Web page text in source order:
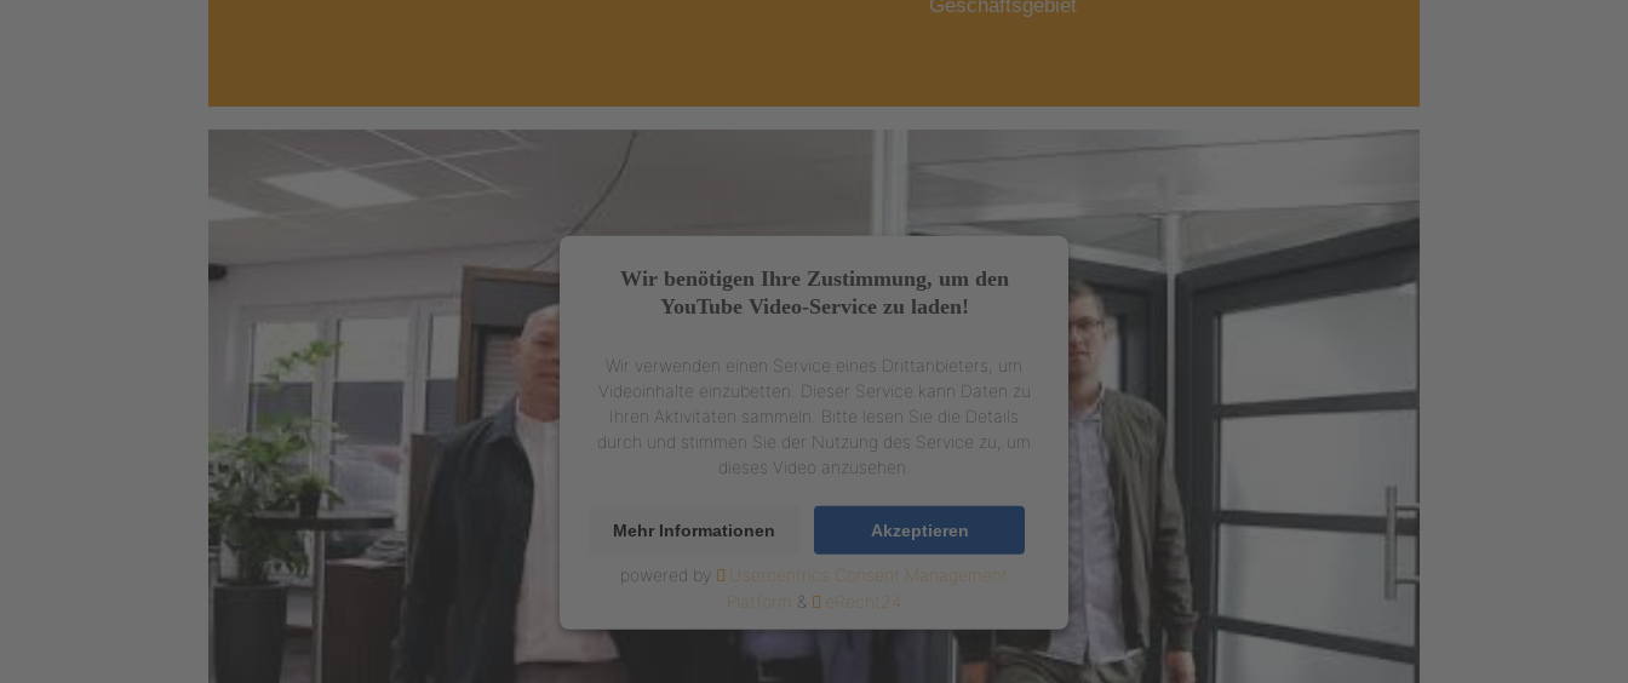
Wir benötigen Ihre Zustimmung, um den
YouTube Video-Service zu laden!
Wir verwenden einen Service eines Drittanbieters, um
Videoinhalte einzubetten. Dieser Service kann Daten zu
Ihren Aktivitäten sammeln. Bitte lesen Sie die Details
durch und stimmen Sie der Nutzung des Service zu, um
dieses Video anzusehen.
Mehr Informationen Akzeptieren
powered by
Usercentrics Consent Management
Platform & eRecht24